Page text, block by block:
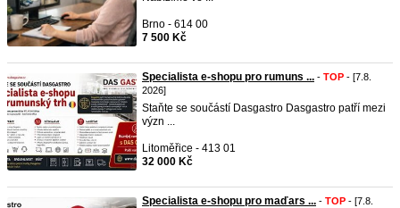
Brno - 614 00
7 500 Kč
Specialista e-shopu pro rumuns ... - TOP - [7.8.
2026]
Staňte se součástí Dasgastro Dasgastro patří mezi
význ ...
Litoměřice - 413 01
32 000 Kč
Specialista e-shopu pro maďars ... - TOP - [7.8.